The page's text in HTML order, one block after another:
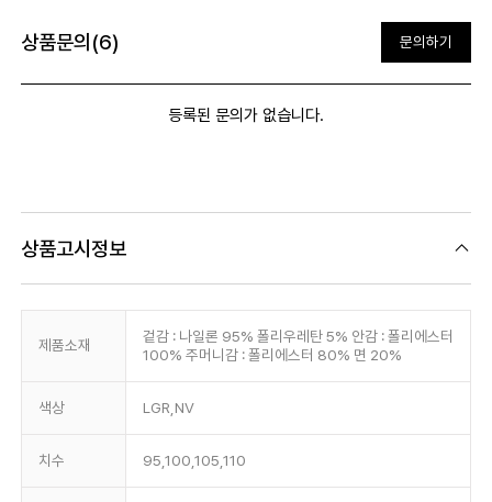
상품문의(6) 문의하기
등록된 문의가 없습니다.
상품고시정보
제품소재
겉감 : 나일론 95% 폴리우레탄 5% 안감 : 폴리에스터
100% 주머니감 : 폴리에스터 80% 면 20%
색상 LGR,NV
치수 95,100,105,110